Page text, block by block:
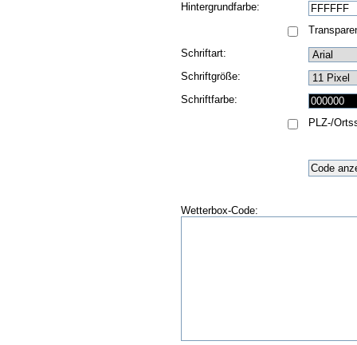
Hintergrundfarbe:
Schriftart:
Schriftgröße:
Schriftfarbe:
PLZ-/
Wetterbox-Code: